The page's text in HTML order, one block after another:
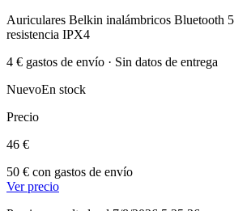
Auriculares Belkin inalámbricos Bluetooth
resistencia IPX4
4 € gastos de envío · Sin datos de entrega
NuevoEn stock
Precio
46 €
50 € con gastos de envío
Ver precio